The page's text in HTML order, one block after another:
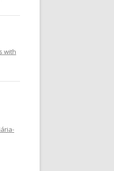
with